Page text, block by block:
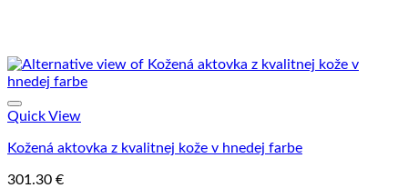
Quick View
Kožená aktovka z kvalitnej kože v hnedej farbe
301.30 €